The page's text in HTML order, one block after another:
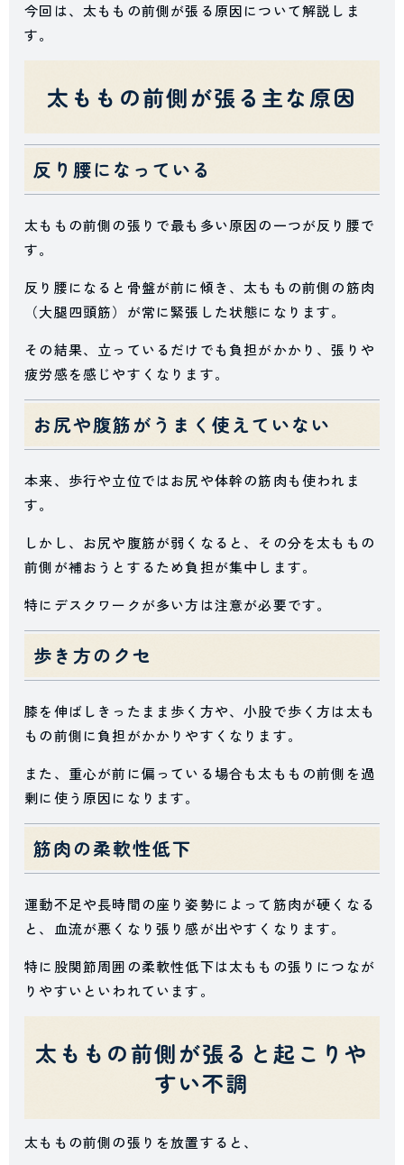
今回は、太ももの前側が張る原因について解説しま
す。
太ももの前側が張る主な原因
反り腰になっている
太ももの前側の張りで最も多い原因の一つが反り腰で
す。
反り腰になると骨盤が前に傾き、太ももの前側の筋肉
（大腿四頭筋）が常に緊張した状態になります。
その結果、立っているだけでも負担がかかり、張りや
疲労感を感じやすくなります。
お尻や腹筋がうまく使えていない
本来、歩行や立位ではお尻や体幹の筋肉も使われま
す。
しかし、お尻や腹筋が弱くなると、その分を太ももの
前側が補おうとするため負担が集中します。
特にデスクワークが多い方は注意が必要です。
歩き方のクセ
膝を伸ばしきったまま歩く方や、小股で歩く方は太も
もの前側に負担がかかりやすくなります。
また、重心が前に偏っている場合も太ももの前側を過
剰に使う原因になります。
筋肉の柔軟性低下
運動不足や長時間の座り姿勢によって筋肉が硬くなる
と、血流が悪くなり張り感が出やすくなります。
特に股関節周囲の柔軟性低下は太ももの張りにつなが
りやすいといわれています。
太ももの前側が張ると起こりや
すい不調
太ももの前側の張りを放置すると、